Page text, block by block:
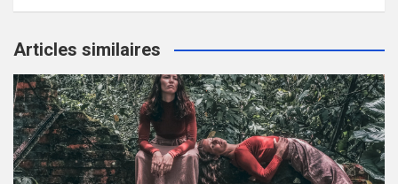
Articles similaires